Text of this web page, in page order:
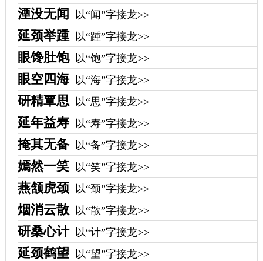
湮没无闻 以“闻”字接龙>>
延颈举踵 以“踵”字接龙>>
眼馋肚饱 以“饱”字接龙>>
眼空四海 以“海”字接龙>>
研精覃思 以“思”字接龙>>
延年益寿 以“寿”字接龙>>
掩其无备 以“备”字接龙>>
嫣然一笑 以“笑”字接龙>>
燕颔虎颈 以“颈”字接龙>>
烟消云散 以“散”字接龙>>
研桑心计 以“计”字接龙>>
延颈鹤望 以“望”字接龙>>